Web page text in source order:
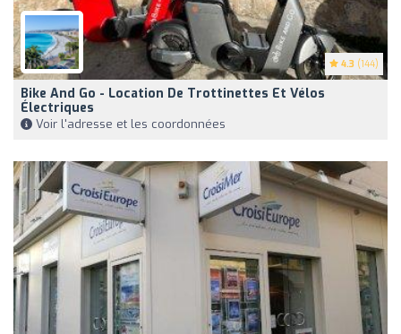
4.3 (144)
Bike And Go - Location De Trottinettes Et Vélos
Électriques
Voir l'adresse et les coordonnées